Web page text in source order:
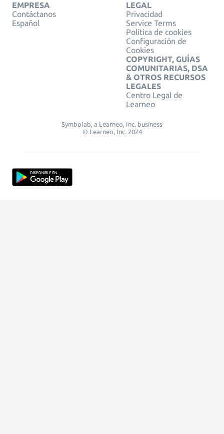
EMPRESA
Contáctanos
Español
LEGAL
Privacidad
Service Terms
Política de cookies
Configuración de
Cookies
COPYRIGHT, GUÍAS
COMUNITARIAS, DSA
& OTROS RECURSOS
LEGALES
Centro Legal de
Learneo
Symbolab, a Learneo, Inc. business
© Learneo, Inc. 2024